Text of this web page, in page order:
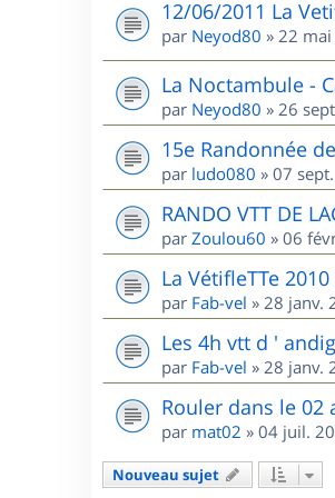
12/06/2011 La
par Neyod80 » 22
La Noctambule -
par Neyod80 » 26
15e Randonnée
par ludo080 » 07
RANDO VTT DE
par Zoulou60 » 06
La VétifleTTe
par Fab-vel » 28 janv.
Les 4h vtt d '
par Fab-vel » 28 janv.
Rouler dans le
par mat02 » 04 juil.
Nouveau sujet